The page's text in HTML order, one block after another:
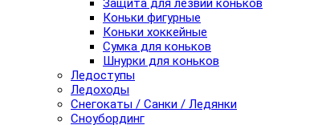
Защита для лезвий коньков
Коньки фигурные
Коньки хоккейные
Сумка для коньков
Шнурки для коньков
Ледоступы
Ледоходы
Снегокаты / Санки / Ледянки
Сноубординг